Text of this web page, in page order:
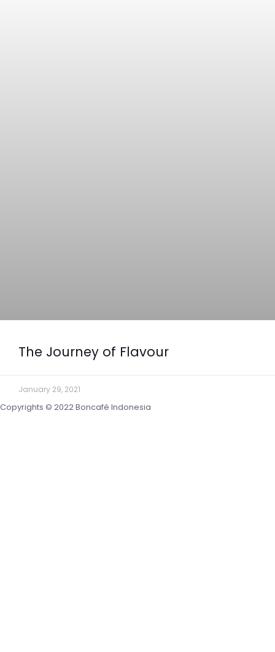
The Journey of Flavour
January 29, 2021
Copyrights © 2022 Boncafé Indonesia